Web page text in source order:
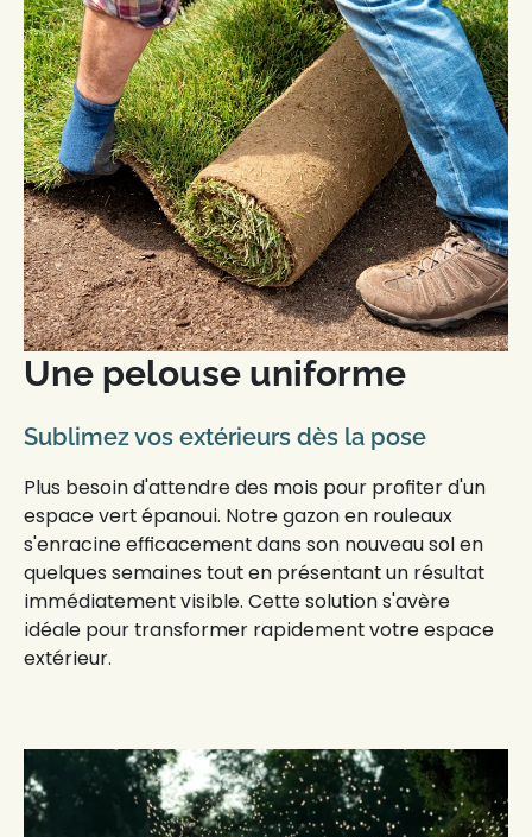
Une pelouse uniforme
Sublimez vos extérieurs dès la pose
Plus besoin d'attendre des mois pour profiter d'un
espace vertépanoui. Notregazon en rouleaux
s'enracine efficacement dans son nouveau sol en
quelques semaines tout en présentant un résultat
immédiatement visible. Cette solution s'avère
idéale pourtransformer rapidementvotreespace
extérieur.